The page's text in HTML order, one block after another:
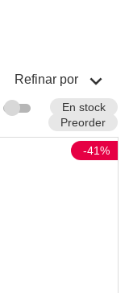
Refinar por
En stock
Preorder
-41%